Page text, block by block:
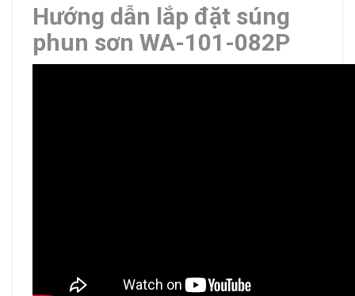
Hướng dẫn lắp đặt súng
phun sơn WA-101-082P